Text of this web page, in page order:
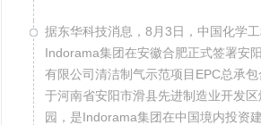
据东华科技消息，8月3日，中国化学
Indorama集团在安徽合肥正式签署安
有限公司清洁制气示范项目EPC总承
于河南省安阳市滑县先进制造业开发
园，是Indorama集团在中国境内投资